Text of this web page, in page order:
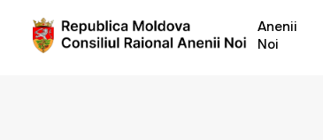
Anenii
Noi